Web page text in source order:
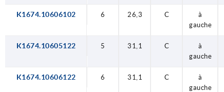
K1674.10606102 6 26,3 C
à
gauche
K1674.10605122 5 31,1 C
à
gauche
K1674.10606122 6 31,1 C
à
gauche